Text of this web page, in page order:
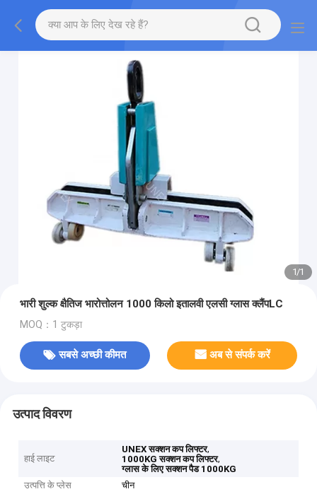
1/1
भारी शुल्क क्षैतिज भारोत्तोलन 1000 किलो इतालवी एलसी ग्लास क्लैंपLC
MOQ：1 टुकड़ा
सबसे अच्छी कीमत अब से संपर्क करें
उत्पाद विवरण
हाई लाइट
UNEX सक्शन कप लिफ्टर,
1000KG सक्शन कप लिफ्टर,
ग्लास के लिए सक्शन पैड 1000KG
उत्पत्ति के प्लेस
चीन